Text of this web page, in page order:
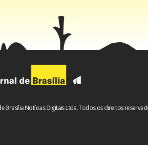
Brasília Notícias Digitais Ltda. Todos os direitos